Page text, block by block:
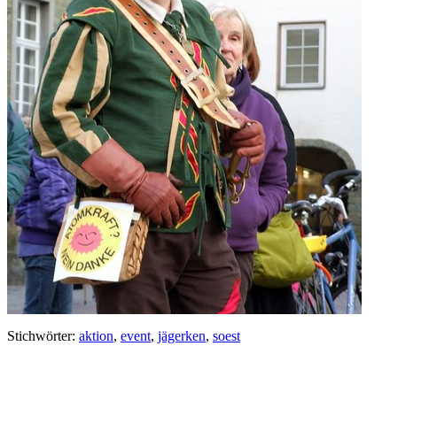
Stichwörter: aktion, event, jägerken, soest